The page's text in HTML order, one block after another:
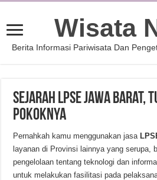
Wisata
Berita Informasi Pariwisata Dan
Sejarah LPSE Jawa Barat,
Pokoknya
Pernahkah kamu menggunakan jasa
layanan di Provinsi lainnya yang serupa,
pengelolaan tentang teknologi dan
untuk melakukan fasilitasi pada